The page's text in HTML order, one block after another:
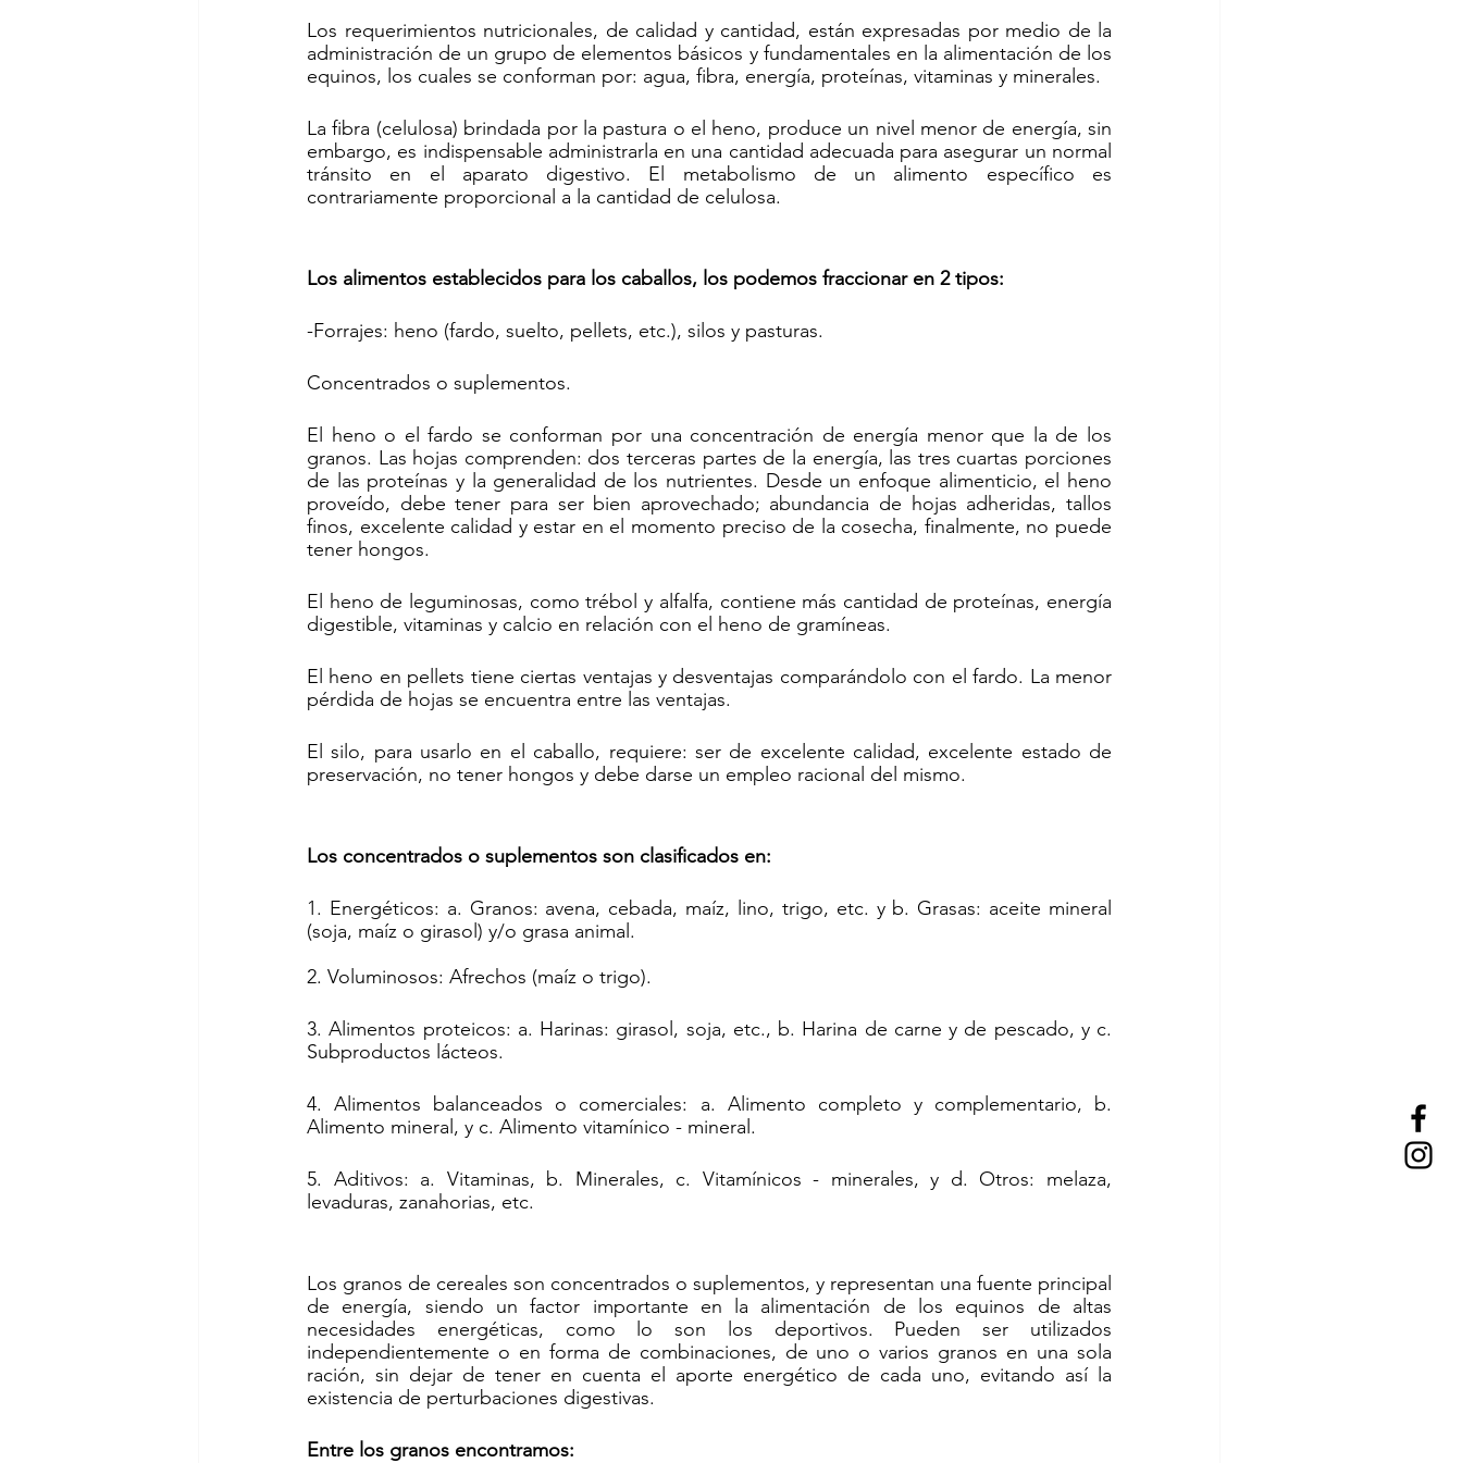
Los requerimientos nutricionales, de calidad y cantidad, están expresadas por medio de la
administración de un grupo de elementos básicos y fundamentales en la alimentación de los
equinos, los cuales se conforman por: agua, fibra, energía, proteínas, vitaminas y minerales.
La fibra (celulosa) brindada por la pastura o el heno, produce un nivel menor de energía, sin
embargo, es indispensable administrarla en una cantidad adecuada para asegurar un normal
tránsito en el aparato digestivo. El metabolismo de un alimento específico es
contrariamente proporcional a la cantidad de celulosa.
Los alimentos establecidos para los caballos, los podemos fraccionar en 2 tipos:
-Forrajes: heno (fardo, suelto, pellets, etc.), silos y pasturas.
Concentrados o suplementos.
El heno o el fardo se conforman por una concentración de energía menor que la de los
granos. Las hojas comprenden: dos terceras partes de la energía, las tres cuartas porciones
de las proteínas y la generalidad de los nutrientes. Desde un enfoque alimenticio, el heno
proveído, debe tener para ser bien aprovechado; abundancia de hojas adheridas, tallos
finos, excelente calidad y estar en el momento preciso de la cosecha, finalmente, no puede
tener hongos.
El heno de leguminosas, como trébol y alfalfa, contiene más cantidad de proteínas, energía
digestible, vitaminas y calcio en relación con el heno de gramíneas.
El heno en pellets tiene ciertas ventajas y desventajas comparándolo con el fardo. La menor
pérdida de hojas se encuentra entre las ventajas.
El silo, para usarlo en el caballo, requiere: ser de excelente calidad, excelente estado de
preservación, no tener hongos y debe darse un empleo racional del mismo.
Los concentrados o suplementos son clasificados en:
1. Energéticos: a. Granos: avena, cebada, maíz, lino, trigo, etc. y b. Grasas: aceite mineral
(soja, maíz o girasol) y/o grasa animal.
2. Voluminosos: Afrechos (maíz o trigo).
3. Alimentos proteicos: a. Harinas: girasol, soja, etc., b. Harina de carne y de pescado, y c.
Subproductos lácteos.
4. Alimentos balanceados o comerciales: a. Alimento completo y complementario, b.
Alimento mineral, y c. Alimento vitamínico - mineral.
5. Aditivos: a. Vitaminas, b. Minerales, c. Vitamínicos - minerales, y d. Otros: melaza,
levaduras, zanahorias, etc.
Los granos de cereales son concentrados o suplementos, y representan una fuente principal
de energía, siendo un factor importante en la alimentación de los equinos de altas
necesidades energéticas, como lo son los deportivos. Pueden ser utilizados
independientemente o en forma de combinaciones, de uno o varios granos en una sola
ración, sin dejar de tener en cuenta el aporte energético de cada uno, evitando así la
existencia de perturbaciones digestivas.
Entre los granos encontramos: